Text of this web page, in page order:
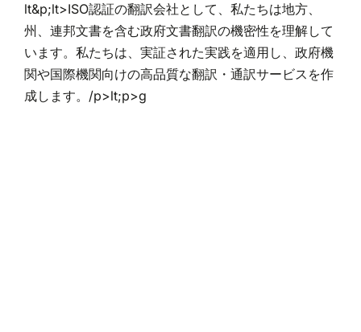
lt&p;lt>ISO認証の翻訳会社として、私たちは地方、
州、連邦文書を含む政府文書翻訳の機密性を理解して
います。私たちは、実証された実践を適用し、政府機
関や国際機関向けの高品質な翻訳・通訳サービスを作
成します。/p>lt;p>g